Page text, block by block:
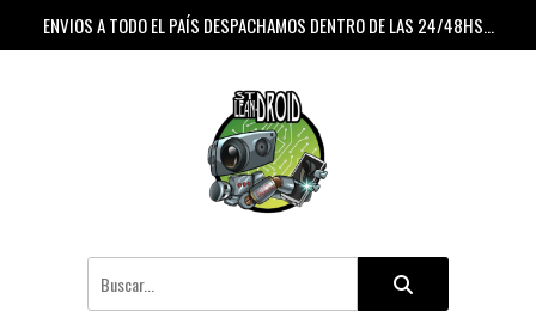
ENVIOS A TODO EL PAÍS DESPACHAMOS DENTRO DE LAS 24/48HS...